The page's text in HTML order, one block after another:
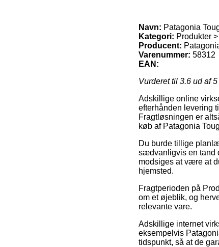
Navn: Patagonia
Kategori: Produkter
Producent:
Varenummer: 58312
EAN:
Vurderet til 3.6 ud af
Adskillige online
efterhånden levering
Fragtløsningen er
køb af Patagonia
Du burde tillige
sædvanligvis en tand
modsiges at være at
hjemsted.
Fragtperioden på
om et øjeblik, og
relevante vare.
Adskillige internet
eksempelvis
tidspunkt, så at de